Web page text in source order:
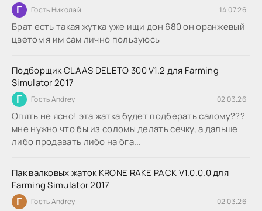
Г Гость Николай 14.07.26
Брат есть такая жутка уже ищи дон 680 он оранжевый
цветом я им сам лично пользуюсь
Подборщик CLAAS DELETO 300 V1.2 для Farming
Simulator 2017
Г Гость Andrey 02.03.26
Опять не ясно! эта жатка будет подберать салому???
мне нужно что бы из соломы делать сечку, а дальше
либо продавать либо на бга...
Пак валковых жаток KRONE RAKE PACK V1.0.0.0 для
Farming Simulator 2017
Г Гость Andrey 02.03.26